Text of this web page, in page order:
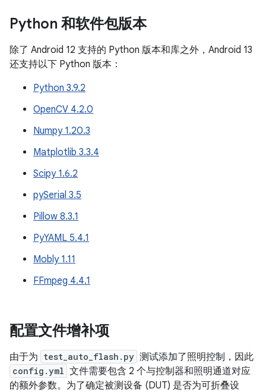
Python 和软件包版本
除了 Android 12 支持的 Python 版本和库之外，Android 13
还支持以下 Python 版本：
Python 3.9.2
OpenCV 4.2.0
Numpy 1.20.3
Matplotlib 3.3.4
Scipy 1.6.2
pySerial 3.5
Pillow 8.3.1
PyYAML 5.4.1
Mobly 1.11
FFmpeg 4.4.1
配置文件增补项
由于为 test_auto_flash.py 测试添加了照明控制，因此
config.yml 文件需要包含 2 个与控制器和照明通道对应
的额外参数。为了确定被测设备 (DUT) 是否为可折叠设